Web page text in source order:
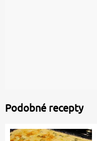
Podobné recepty